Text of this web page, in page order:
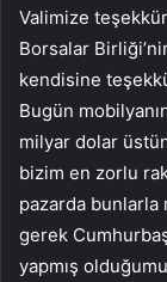
Valimize
Borsalar
kendisine
Bugün
milyar dolar
bizim en zorlu
pazarda bunlarla
gerek
yapmış